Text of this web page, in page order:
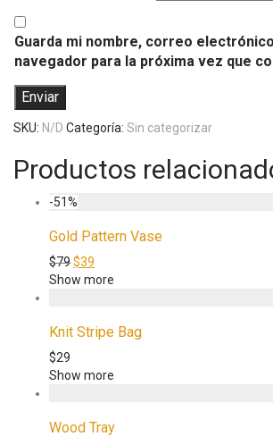
Guarda mi nombre, correo
navegador para la próxima vez que
SKU: N/D Categoría: Sin categorizar
Productos
-51%
Gold Pattern Vase
$79$39
Show more
Knit Stripe Bag
$29
Show more
Wood Tray